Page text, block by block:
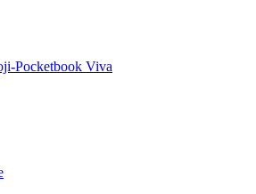
Pocketbook Viva